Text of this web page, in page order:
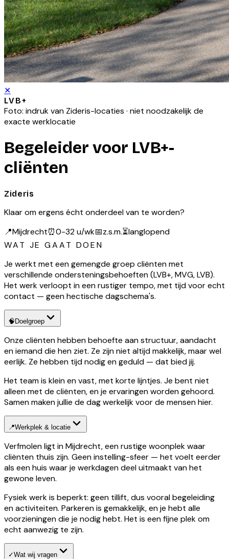
✕
LVB+
Foto: indruk van Zideris-locaties · niet noodzakelijk de
exacte werklocatie
Begeleider voor LVB+-
cliënten
Zideris
Klaar om ergens écht onderdeel van te worden?
📍Mijdrecht⏰0-32 u/wk📅z.s.m.⏳langlopend
WAT JE GAAT DOEN
Je werkt met een gemengde groep cliënten met
verschillende ondersteningsbehoeften (LVB+, MVG, LVB).
Het werk verloopt in een rustiger tempo, met tijd voor echt
contact — geen hectische dagschema's.
🧠 Doelgroep
Onze cliënten hebben behoefte aan structuur, aandacht
en iemand die hen ziet. Ze zijn niet altijd makkelijk, maar wel
eerlijk. Ze hebben tijd nodig en geduld — dat bied jij.
Het team is klein en vast, met korte lijntjes. Je bent niet
alleen met de cliënten, en je ervaringen worden gehoord.
Samen maken jullie de dag werkelijk voor de mensen hier.
📍Werkplek & locatie
Verfmolen ligt in Mijdrecht, een rustige woonplek waar
cliënten thuis zijn. Geen instelling-sfeer — het voelt eerder
als een huis waar je werkdagen deel uitmaakt van het
gewone leven.
Fysiek werk is beperkt: geen tillift, dus vooral begeleiding
en activiteiten. Parkeren is gemakkelijk, en je hebt alle
voorzieningen die je nodig hebt. Het is een fijne plek om
echt aanwezig te zijn.
✓Wat wij vragen